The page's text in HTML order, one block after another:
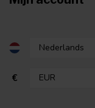
€